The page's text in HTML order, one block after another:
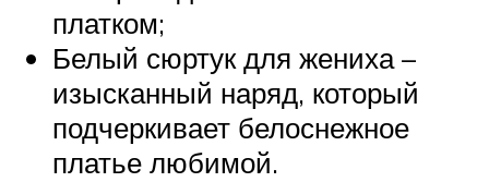
платком;
Белый сюртук для жениха –
изысканный наряд, который
подчеркивает белоснежное
платье любимой.